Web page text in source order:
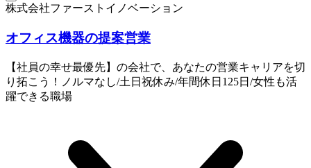
株式会社ファーストイノベーション
オフィス機器の提案営業
【社員の幸せ最優先】の会社で、あなたの営業キャリアを切
り拓こう！ノルマなし/土日祝休み/年間休日125日/女性も活
躍できる職場